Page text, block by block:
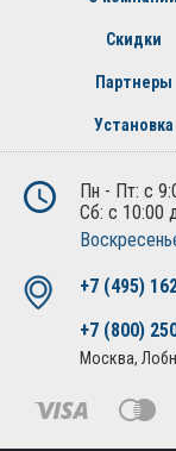
Скидки
Партнеры
Установка
Пн - Пт: с
Сб: с 10:00
+7 (495)
+7 (800)
Москва,